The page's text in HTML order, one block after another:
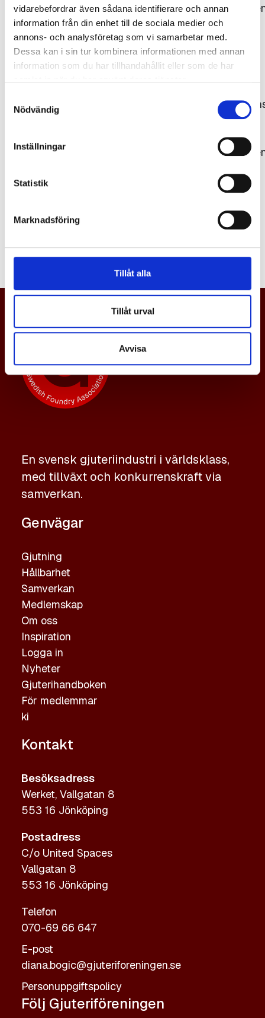
vidarebefordrar även sådana identifierare och annan
information från din enhet till de sociala medier och
annons- och analysföretag som vi samarbetar med.
Dessa kan i sin tur kombinera informationen med annan
information som du har tillhandahållit eller som de har
Nödvändig
Inställningar
Statistik
Marknadsföring
Tillåt alla
Tillåt urval
Avvisa
respektive
fotograf.
Källan ska
uppges,
fotografens/
företagets
En svensk gjuteriindustri i världsklass,
med tillväxt och konkurrenskraft via
samverkan.
Genvägar
Gjutning
Hållbarhet
Samverkan
Medlemskap
Om oss
Inspiration
Logga in
Nyheter
Gjuterihandboken
För medlemmar
ki
Kontakt
Besöksadress
Werket, Vallgatan 8
553 16 Jönköping
Postadress
C/o United Spaces
Vallgatan 8
553 16 Jönköping
Telefon
070-69 66 647
E-post
diana.bogic@gjuteriforeningen.se
Personuppgiftspolicy
Följ Gjuteriföreningen